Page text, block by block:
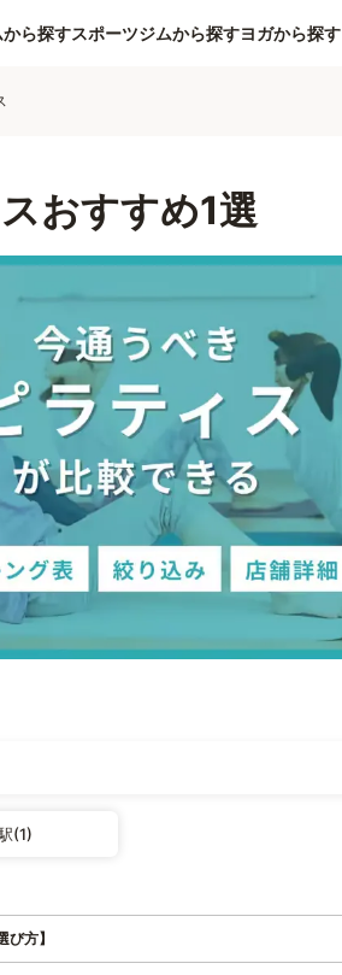
ら探すスポーツジムから探すヨガから探す
おすすめ1選
(1)
方】